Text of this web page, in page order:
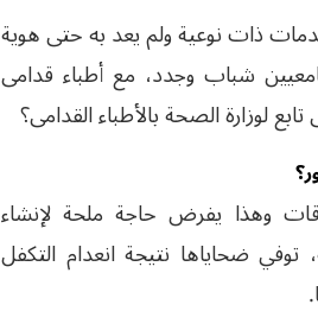
ذات نوعية ولم يعد به حتى هوية
شباب وجدد، مع أطباء قدامى
لوزارة الصحة بالأطباء القدامى؟
وهذا يفرض حاجة ملحة لإنشاء
ضحاياها نتيجة انعدام التكفل